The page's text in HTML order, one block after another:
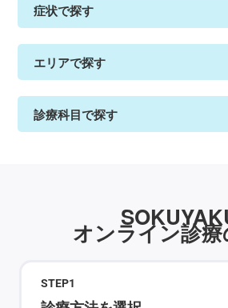
症状で探す
エリアで探す
診療科目で探す
オンライン診
STEP1